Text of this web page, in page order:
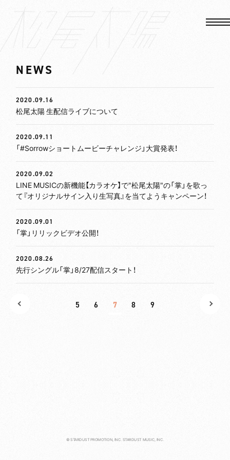
HOME
NEWS
MEDIA
LIVE&EVENTS
VIDEO
BIOGRAPHY
DISCOGRAPHY
CONTACT
REQUEST
NEWS
2020.09.16
松尾太陽 生配信ライブについて
2020.09.11
「#Sorrowショートムービーチャレンジ」大賞発表！
2020.09.02
LINE MUSICの新機能【カラオケ】で"松尾太陽"の「掌」を歌っ
て『オリジナルサイン入り生写真』を当てようキャンペーン！
2020.09.01
「掌」リリックビデオ公開！
2020.08.26
先行シングル「掌」8/27配信スタート！
5 6 7 8 9
© STARDUST PROMOTION, INC. STARDUST MUSIC, INC.